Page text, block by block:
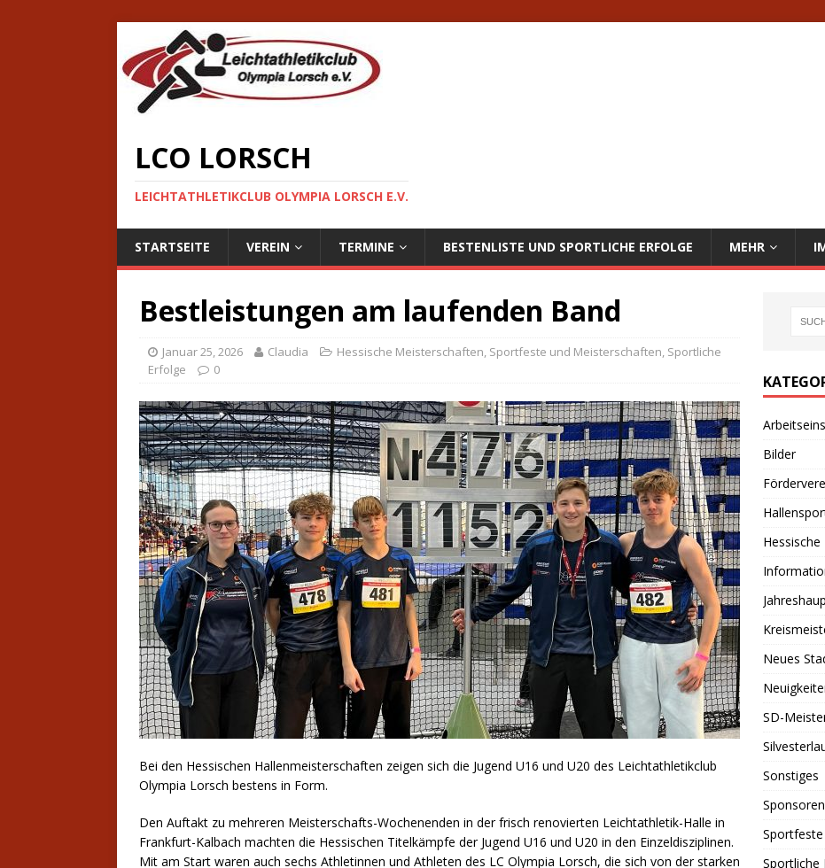
LCO LORSCH
LEICHTATHLETIKCLUB OLYMPIA LORSCH E.V.
STARTSEITE VEREIN TERMINE BESTENLISTE UND SPORTLICHE ERFOLGE MEHR
Bestleistungen am laufenden Band
Januar 25, 2026 Claudia Hessische Meisterschaften, Sportfeste und Meisterschaften, Sportliche
Erfolge
0
Bei den Hessischen Hallenmeisterschaften zeigen sich die Jugend U16 und U20 des Leichtathletikclub
Olympia Lorsch bestens in Form.
Den Auftakt zu mehreren Meisterschafts-Wochenenden in der frisch renovierten Leichtathletik-Halle in
Frankfurt-Kalbach machten die Hessischen Titelkämpfe der Jugend U16 und U20 in den Einzeldisziplinen.
Mit am Start waren auch sechs Athletinnen und Athleten des LC Olympia Lorsch, die sich von der starken
Bilder
Neues
SD-
Sonstiges
Sponsoren
Sportliche